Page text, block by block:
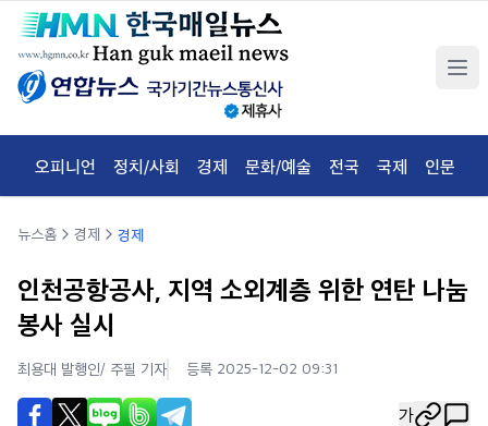
오피니언 정치/사회 경제 문화/예술 전국 국제 인문
뉴스홈 경제 경제
인천공항공사, 지역 소외계층 위한 연탄 나눔
봉사 실시
최용대 발행인/ 주필 기자 등록 2025-12-02 09:31
가